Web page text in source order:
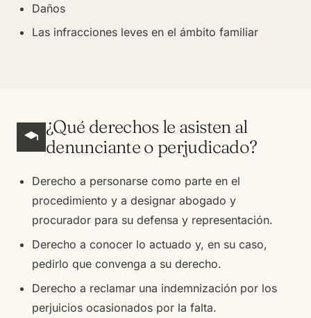
Daños
Las infracciones leves en el ámbito familiar
¿Qué derechos le asisten al
denunciante o perjudicado?
Derecho a personarse como parte en el
procedimiento y a designar abogado y
procurador para su defensa y representación.
Derecho a conocer lo actuado y, en su caso,
pedirlo que convenga a su derecho.
Derecho a reclamar una indemnización por los
perjuicios ocasionados por la falta.